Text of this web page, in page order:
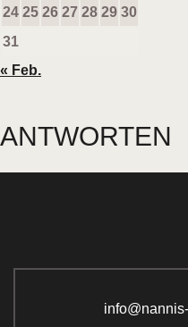
24 25 26 27 28 29 30
31
« Feb.
ANTWORTEN